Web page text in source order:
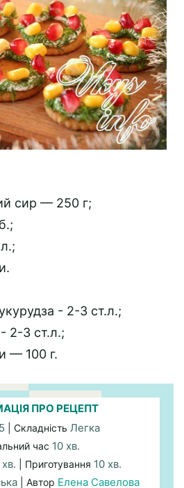
сир — 250 г;
- 2-3 ст.л.;
2-3 ст.л.;
— 100 г.
ПРО РЕЦЕПТ
5 | Складність Легка
час 10 хв.
| Приготування 10 хв.
| Автор Елена Савелова